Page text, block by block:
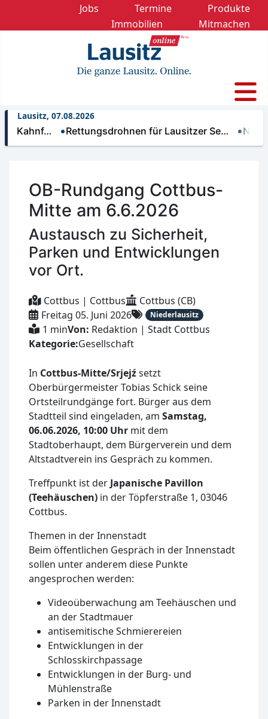
Jobs Termine
Produkte
Immobilien
Mitmachen
Lausitz, 07.08.2026
Rettungsdrohnen für Lausitzer Se… Nächtliche
OB-Rundgang Cottbus-
Mitte am 6.6.2026
Austausch zu Sicherheit,
Parken und Entwicklungen
vor Ort.
Cottbus | Cottbus
Cottbus (CB)
Freitag 05. Juni 2026
Niederlausitz
1 minVon: Redaktion | Stadt Cottbus
Kategorie:Gesellschaft
In Cottbus-Mitte/Srjejźsetzt
Oberbürgermeister Tobias Schick seine
Ortsteilrundgänge fort. Bürger aus dem
Stadtteil sind eingeladen, am Samstag,
06.06.2026, 10:00 Uhr mit dem
Stadtoberhaupt, dem Bürgerverein und dem
Altstadtverein ins Gespräch zu kommen.
Treffpunkt ist der Japanische Pavillon
(Teehäuschen) in der Töpferstraße 1, 03046
Cottbus.
Themen in der Innenstadt
Beim öffentlichen Gespräch in der Innenstadt
sollen unter anderem diese Punkte
angesprochen werden:
Videoüberwachung am Teehäuschen und
an der Stadtmauer
antisemitische Schmierereien
Entwicklungen in der
Schlosskirchpassage
Entwicklungen in der Burg- und
Mühlenstraße
Parken in der Innenstadt